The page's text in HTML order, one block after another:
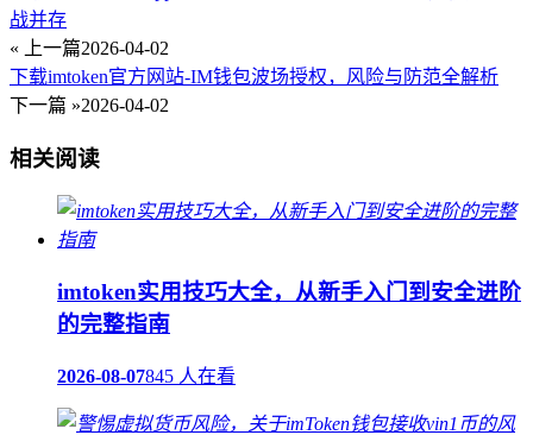
战并存
« 上一篇2026-04-02
下载imtoken官方网站-IM钱包波场授权，风险与防范全解析
下一篇 »2026-04-02
相关阅读
imtoken实用技巧大全，从新手入门到安全进阶
的完整指南
2026-08-07845 人在看